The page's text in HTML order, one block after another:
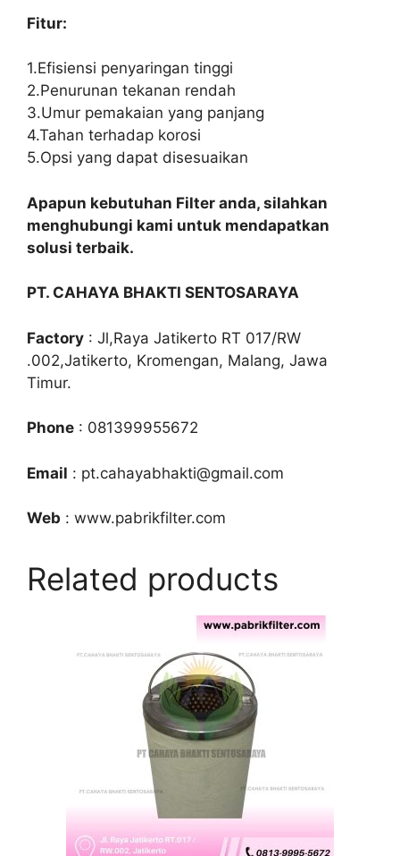
Fitur:
1.Efisiensi penyaringan tinggi
2.Penurunan tekanan rendah
3.Umur pemakaian yang panjang
4.Tahan terhadap korosi
5.Opsi yang dapat disesuaikan
Apapun kebutuhan Filter anda, silahkan
menghubungi kami untuk mendapatkan
solusi terbaik.
PT. CAHAYA BHAKTI SENTOSARAYA
Factory : Jl,Raya Jatikerto RT 017/RW
.002,Jatikerto, Kromengan, Malang, Jawa
Timur.
Phone : 081399955672
Email : pt.cahayabhakti@gmail.com
Web : www.pabrikfilter.com
Related products